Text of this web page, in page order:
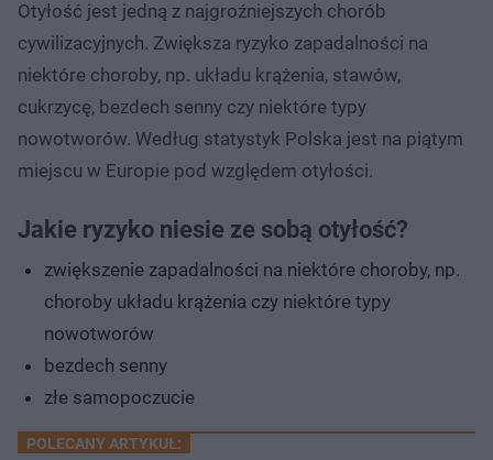
Otyłość jest jedną z najgroźniejszych chorób
cywilizacyjnych. Zwiększa ryzyko zapadalności na
niektóre choroby, np. układu krążenia, stawów,
cukrzycę, bezdech senny czy niektóre typy
nowotworów. Według statystyk Polska jest na piątym
miejscu w Europie pod względem otyłości.
Jakie ryzyko niesie ze sobą otyłość?
zwiększenie zapadalności na niektóre choroby, np.
choroby układu krążenia czy niektóre typy
nowotworów
bezdech senny
złe samopoczucie
POLECANY ARTYKUŁ: